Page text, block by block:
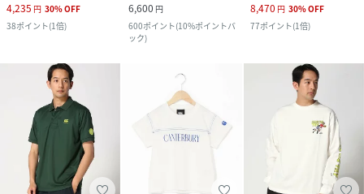
4,235 円 30%OFF
38ポイント(1倍)
6,600 円
600ポイント(10%ポイントバ
ック)
8,470 円 30%OFF
77ポイント(1倍)